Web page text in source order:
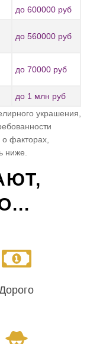
до 600000 руб
до 560000 руб
до 70000 руб
до 1 млн руб
украшения,
факторах,
ниже.